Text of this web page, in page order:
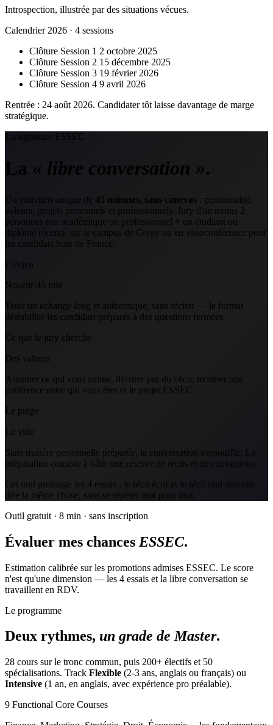
Introspection, illustrée par des situations vécues.
Calendrier 2026 · 4 sessions
Clôture Session 1 2 octobre 2025
Clôture Session 2 15 décembre 2025
Clôture Session 3 19 février 2026
Clôture Session 4 9 avril 2026
Rentrée : 24 août 2026. Candidater tôt laisse davantage de marge
stratégique.
La signature ESSEC
La « libre conversation ».
Un entretien unique de 45 minutes, sans canevas : personnalité,
valeurs, projets personnels et professionnels. Jury d'au moins 2
personnes (un académique ou professionnel + un étudiant ou
diplômé récent), sur le campus de Cergy ou en visioconférence pour
les candidats hors de France.
L'enjeu
Nourrir 45 min
Tenir un échange long et authentique, sans réciter — le format
déstabilise les candidats préparés à des questions fermées.
Ce que le jury cherche
Des valeurs
Assumer ce qui vous anime, illustrer par du vécu, montrer une
cohérence entre qui vous êtes et le projet ESSEC.
Le piège
Le vide
Sans matière personnelle préparée, la conversation s'essouffle. La
préparation consiste à bâtir une réserve de récits et de convictions.
Cet oral prolonge les 4 essais : le récit écrit et le récit oral doivent
dire la même chose, sans se répéter mot pour mot.
Outil gratuit · 8 min · sans inscription
Évaluer mes chances ESSEC.
Estimation calibrée sur les promotions admises ESSEC. Le score
n'est qu'une dimension — les 4 essais et la libre conversation se
travaillent en RDV.
Le programme
Deux rythmes, un grade de Master.
28 cours sur le tronc commun, puis 200+ électifs et 50
spécialisations. Track Flexible (2-3 ans, anglais ou français) ou
Intensive (1 an, en anglais, avec expérience pro préalable).
9 Functional Core Courses